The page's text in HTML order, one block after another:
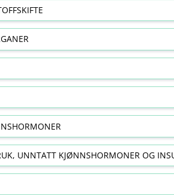
UNNTATT KJØNNSHORMONER OG